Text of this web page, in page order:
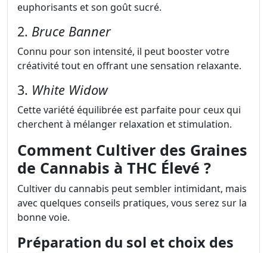
euphorisants et son goût sucré.
2. Bruce Banner
Connu pour son intensité, il peut booster votre
créativité tout en offrant une sensation relaxante.
3. White Widow
Cette variété équilibrée est parfaite pour ceux qui
cherchent à mélanger relaxation et stimulation.
Comment Cultiver des Graines
de Cannabis à THC Élevé ?
Cultiver du cannabis peut sembler intimidant, mais
avec quelques conseils pratiques, vous serez sur la
bonne voie.
Préparation du sol et choix des